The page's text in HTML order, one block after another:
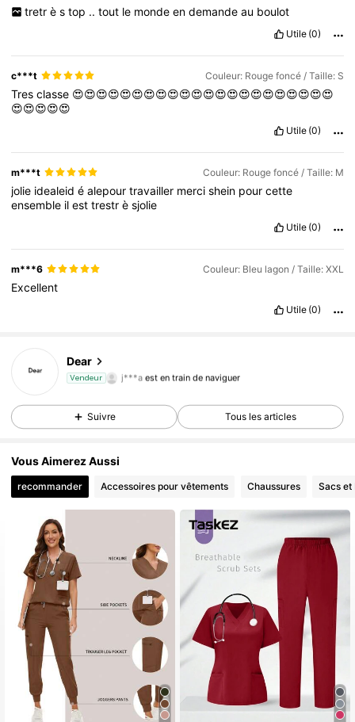
tretr è s top .. tout le monde en demande au boulot
Utile (0)
c***t Couleur: Rouge foncé / Taille: S
Tresclasse 😍😍😍😍😍😍😍😍😍😍😍😍😍😍😍😍😍😍😍😍😍😍
😍😍😍😍😍
Utile (0)
m***t Couleur: Rouge foncé / Taille: M
jolie idealeidéalepourtravailler mercishein pourcette
ensemble ilesttrestrèsjolie
Utile (0)
m***6 Couleur: Bleu lagon / Taille: XXL
Excellent
Utile (0)
Dear
Vendeur
j***a est en train de naviguer
6.1K Suiveurs
4,85
6.1K Suiveurs
Suivre Tous les articles
Vous Aimerez Aussi
recommander Accessoires pour vêtements Chaussures Sacs et